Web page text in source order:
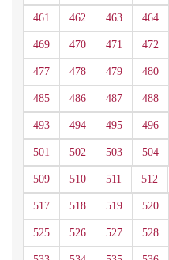
461 462 463 464
469 470 471 472
477 478 479 480
485 486 487 488
493 494 495 496
501 502 503 504
509 510 511 512
517 518 519 520
525 526 527 528